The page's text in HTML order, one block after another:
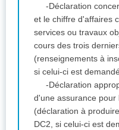
-Déclaration
et le chiffre d'affaires
services ou travaux
cours des trois
(renseignements à
si celui-ci est
-Déclaration
d'une assurance pour
(déclaration à
DC2, si celui-ci est